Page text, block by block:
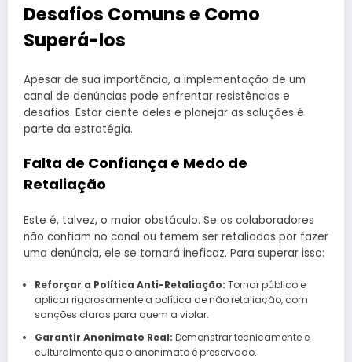
Desafios Comuns e Como
Superá-los
Apesar de sua importância, a implementação de um
canal de denúncias pode enfrentar resistências e
desafios. Estar ciente deles e planejar as soluções é
parte da estratégia.
Falta de Confiança e Medo de
Retaliação
Este é, talvez, o maior obstáculo. Se os colaboradores
não confiam no canal ou temem ser retaliados por fazer
uma denúncia, ele se tornará ineficaz. Para superar isso:
Reforçar a Política Anti-Retaliação: Tornar público e
aplicar rigorosamente a política de não retaliação, com
sanções claras para quem a violar.
Garantir Anonimato Real: Demonstrar tecnicamente e
culturalmente que o anonimato é preservado.